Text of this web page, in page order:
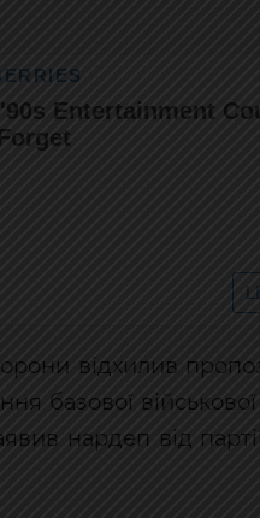
відхилив
базової військової
нардеп від